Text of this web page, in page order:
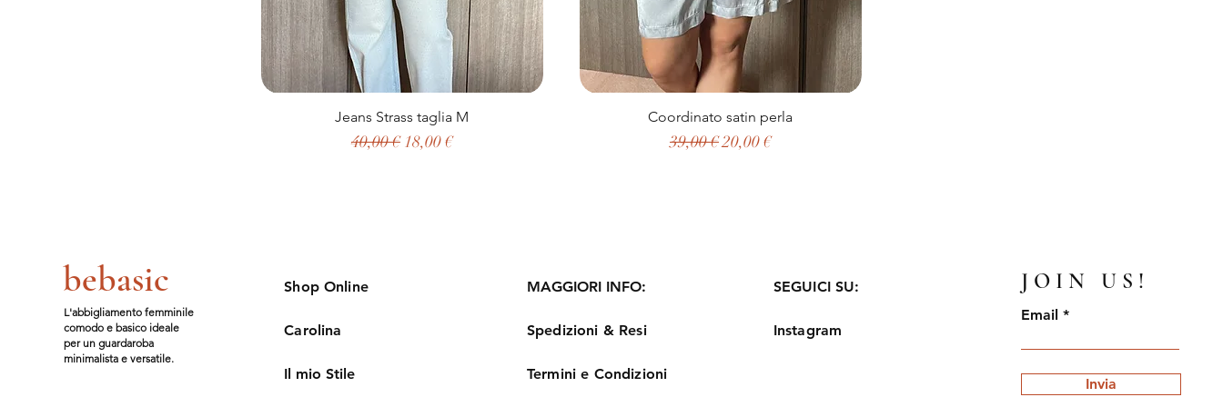
Jeans Strass taglia M
Prezzo regolare
40,00 € Prezzo scontato
18,00 €
Coordinato satin perla
Prezzo regolare
39,00 €Prezzo scontato
20,00 €
bebasic
L'abbigliamento femminile
comodo e basico ideale
per un guardaroba
minimalista e versatile.
Shop Online
Carolina
Il mio Stile
MAGGIORI INFO:
Spedizioni & Resi
Termini e Condizioni
SEGUICI SU:
Instagram
JOIN US!
Email
Invia